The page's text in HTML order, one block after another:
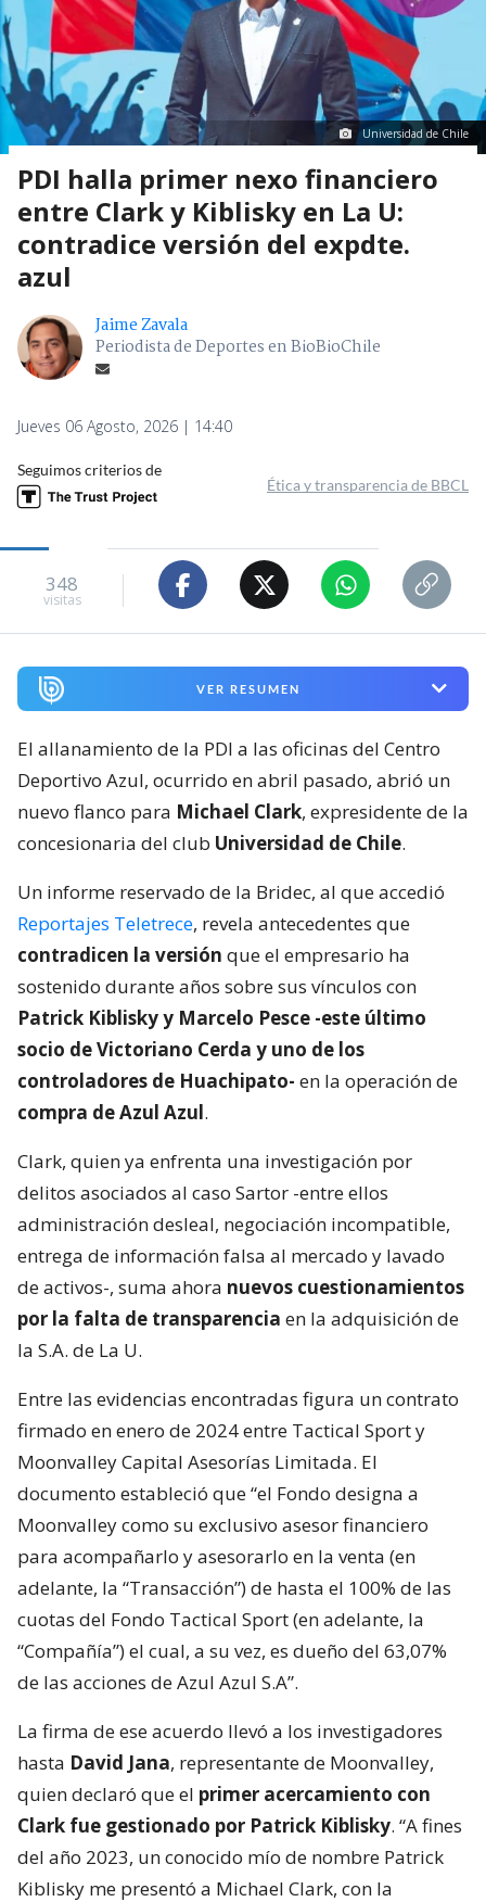
Universidad de Chile
PDI halla primer nexo financiero
entre Clark y Kiblisky en La U:
contradice versión del expdte.
azul
Jaime Zavala
Periodista de Deportes en BioBioChile
Jueves 06 Agosto, 2026 | 14:40
Seguimos criterios de
Ética y transparencia de BBCL
348
visitas
VER RESUMEN
El allanamiento de la PDI a las oficinas del Centro
Deportivo Azul, ocurrido en abril pasado, abrió un
nuevo flanco para Michael Clark, expresidente de la
concesionaria del club Universidad de Chile.
Un informe reservado de la Bridec, al que accedió
Reportajes Teletrece, revela antecedentes que
contradicen la versión que el empresario ha
sostenido durante años sobre sus vínculos con
Patrick Kiblisky y Marcelo Pesce -este último
socio de Victoriano Cerda y uno de los
controladores de Huachipato- en la operación de
compra de Azul Azul.
Clark, quien ya enfrenta una investigación por
delitos asociados al caso Sartor -entre ellos
administración desleal, negociación incompatible,
entrega de información falsa al mercado y lavado
de activos-, suma ahora nuevos cuestionamientos
por la falta de transparencia en la adquisición de
la S.A. de La U.
Entre las evidencias encontradas figura un contrato
firmado en enero de 2024 entre Tactical Sport y
Moonvalley Capital Asesorías Limitada. El
documento estableció que “el Fondo designa a
Moonvalley como su exclusivo asesor financiero
para acompañarlo y asesorarlo en la venta (en
adelante, la “Transacción”) de hasta el 100% de las
cuotas del Fondo Tactical Sport (en adelante, la
“Compañía”) el cual, a su vez, es dueño del 63,07%
de las acciones de Azul Azul S.A”.
La firma de ese acuerdo llevó a los investigadores
hasta David Jana, representante de Moonvalley,
quien declaró que el primer acercamiento con
Clark fue gestionado por Patrick Kiblisky. “A fines
del año 2023, un conocido mío de nombre Patrick
Kiblisky me presentó a Michael Clark, con la